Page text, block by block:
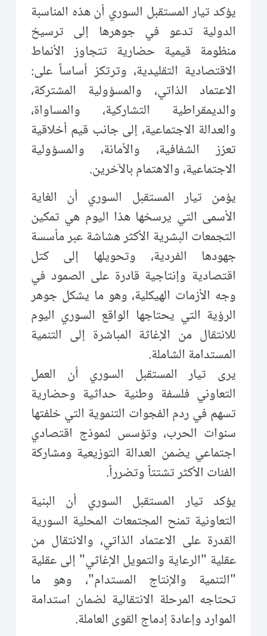
يؤكد تيار المستقبل السوري أن هذه المناسبة
الدولية تدعو في جوهرها إلى ترسيخ
منظومة قيمية حضارية تتجاوز الأنماط
الاقتصادية التقليدية، وترتكز أساساً على:
الاعتماد الذاتي، والمسؤولية المشتركة،
والديمقراطية التشاركية، والمساواة،
والعدالة الاجتماعية، إلى جانب قيم أخلاقية
تعزز الشفافية، والأمانة، والمسؤولية
الاجتماعية، والاهتمام بالآخرين.
يؤمن تيار المستقبل السوري أن الغاية
الأسمى التي يرسخها هذا اليوم هي تمكين
التجمعات البشرية الأكثر هشاشة عبر مأسسة
جهودها الفردية، وتحويلها إلى كتل
اقتصادية وإنتاجية قادرة على الصمود في
وجه الأزمات الهيكلية، وهو ما يشكل جوهر
الرؤية التي يحتاجها الواقع السوري اليوم
للانتقال من الإغاثة المباشرة إلى التنمية
المستدامة الشاملة.
يرى تيار المستقبل السوري أن العمل
التعاوني فلسفة وطنية حداثية وحضارية
تسهم في ردم الفجوات التنموية التي خلفتها
سنوات الحرب، وتؤسس لنموذج اقتصادي
اجتماعي يضمن العدالة التوزيعية ومشاركة
الفئات الأكثر تشتتاً وتضرراً.
يؤكد تيار المستقبل السوري أن البنية
التعاونية تمنح المجتمعات المحلية السورية
القدرة على الاعتماد الذاتي، والانتقال من
عقلية "الرعاية والتمويل الإغاثي" إلى عقلية
"التنمية والإنتاج المستدام"، وهو ما
تحتاجه المرحلة الانتقالية لضمان استدامة
الموارد وإعادة إدماج القوى العاملة.